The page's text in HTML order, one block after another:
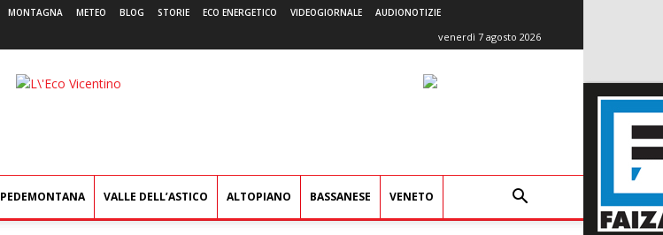
MONTAGNA METEO BLOG STORIE ECO ENERGETICO VIDEOGIORNALE AUDIONOTIZIE
venerdì 7 agosto 2026
L'Eco
PEDEMONTANA VALLE DELL’ASTICO ALTOPIANO BASSANESE VENETO